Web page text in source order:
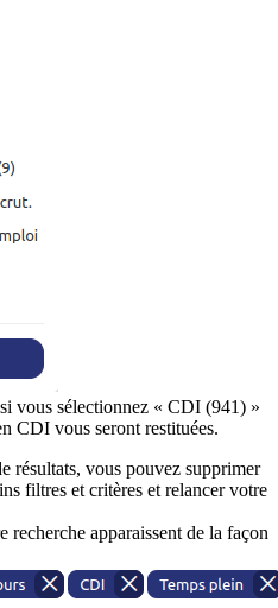
vous sélectionnez « CDI (941) »
CDI vous seront restituées.
résultats, vous pouvez supprimer
filtres et critères et relancer votre
recherche apparaissent de la façon